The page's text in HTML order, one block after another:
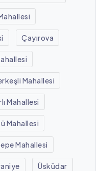
Çayırova
Mahallesi
Mahallesi
Mahallesi
Mahallesi
Üsküdar